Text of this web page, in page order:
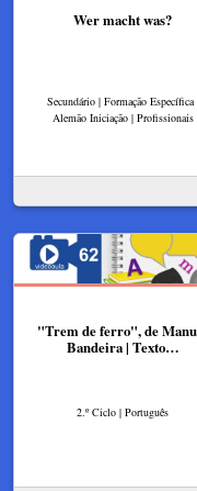
Wer macht was?
Secundário | Formação Específica
Alemão Iniciação | Profissionais
"Trem de ferro", de
Bandeira | Texto…
2.º Ciclo | Português